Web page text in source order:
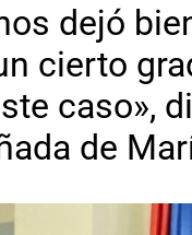
dejó
cierto
caso»,
de